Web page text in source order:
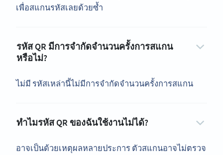
เพื่อสแกนรหัสเลยด้วยซ้ำ
รหัส QR มีการจำกัดจำนวนครั้งการสแกน
หรือไม่?
ไม่มี รหัสเหล่านี้ไม่มีการจำกัดจำนวนครั้งการสแกน
ทำไมรหัส QR ของฉันใช้งานไม่ได้?
อาจเป็นด้วยเหตุผลหลายประการ ตัวสแกนอาจไม่ตรวจ